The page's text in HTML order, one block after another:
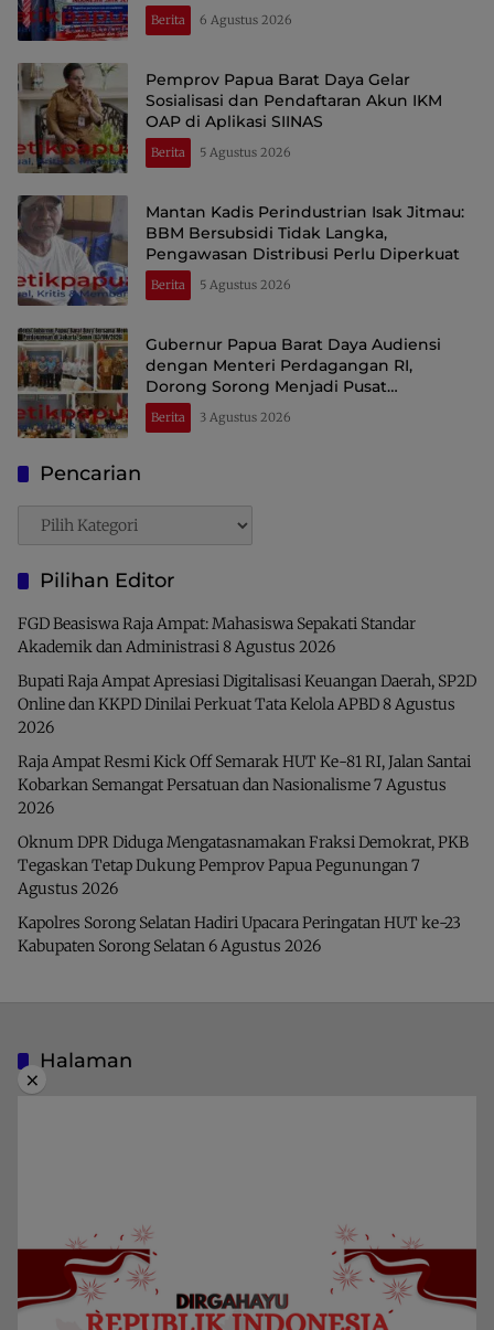
Berita 6 Agustus 2026
Pemprov Papua Barat Daya Gelar
Sosialisasi dan Pendaftaran Akun IKM
OAP di Aplikasi SIINAS
Berita 5 Agustus 2026
Mantan Kadis Perindustrian Isak Jitmau:
BBM Bersubsidi Tidak Langka,
Pengawasan Distribusi Perlu Diperkuat
Berita 5 Agustus 2026
Gubernur Papua Barat Daya Audiensi
dengan Menteri Perdagangan RI,
Dorong Sorong Menjadi Pusat
Perdagangan dan Ekspor Kawasan Timur
Indonesia
Berita 3 Agustus 2026
Pencarian
Pencarian
Pilihan Editor
FGD Beasiswa Raja Ampat: Mahasiswa Sepakati Standar
Akademik dan Administrasi8 Agustus 2026
Bupati Raja Ampat Apresiasi Digitalisasi Keuangan Daerah, SP2D
Online dan KKPD Dinilai Perkuat Tata Kelola APBD8 Agustus
2026
Raja Ampat Resmi Kick Off Semarak HUT Ke-81 RI, Jalan Santai
Kobarkan Semangat Persatuan dan Nasionalisme7 Agustus
2026
Oknum DPR Diduga Mengatasnamakan Fraksi Demokrat, PKB
Tegaskan Tetap Dukung Pemprov Papua Pegunungan7
Agustus 2026
Kapolres Sorong Selatan Hadiri Upacara Peringatan HUT ke-23
Kabupaten Sorong Selatan6 Agustus 2026
Halaman
Kategori
Berita
×